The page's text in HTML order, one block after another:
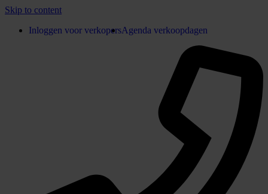
Skip to content
Inloggen voor verkopersAgenda verkoopdagen